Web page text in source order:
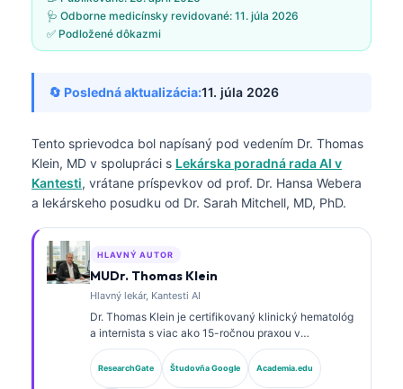
🩺 Odborne medicínsky revidované: 11. júla 2026
✅ Podložené dôkazmi
🔄 Posledná aktualizácia:11. júla 2026
Tento sprievodca bol napísaný pod vedením Dr. Thomas
Klein, MD v spolupráci s Lekárska poradná rada AI v
Kantesti, vrátane príspevkov od prof. Dr. Hansa Webera
a lekárskeho posudku od Dr. Sarah Mitchell, MD, PhD.
HLAVNÝ AUTOR
MUDr. Thomas Klein
Hlavný lekár, Kantesti AI
Dr. Thomas Klein je certifikovaný klinický hematológ
a internista s viac ako 15-ročnou praxou v
laboratórnej medicíne a analýze klinických údajov s
podporou AI. Ako hlavný lekársky riaditeľ v
spoločnosti Kantesti AI poskytuje klinický dohľad nad
ResearchGate Študovňa Google Academia.edu